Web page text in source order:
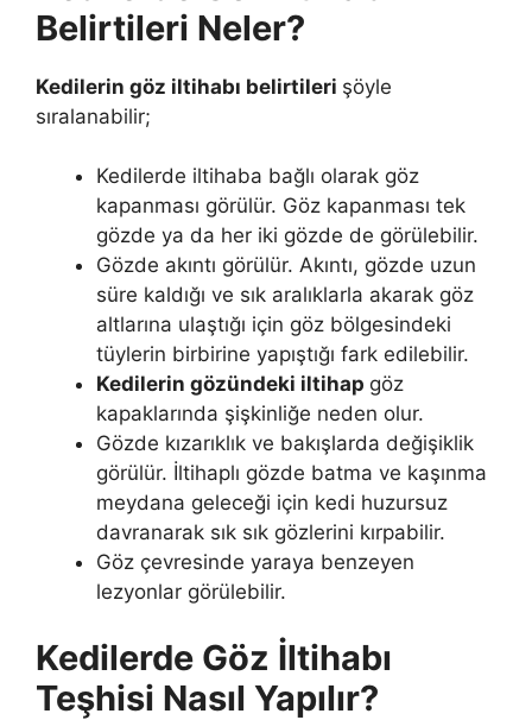
Belirtileri Neler?
Kedilerin göz iltihabı belirtileri şöyle
sıralanabilir;
Kedilerde iltihaba bağlı olarak göz
kapanması görülür. Göz kapanması tek
gözde ya da her iki gözde de görülebilir.
Gözde akıntı görülür. Akıntı, gözde uzun
süre kaldığı ve sık aralıklarla akarak göz
altlarına ulaştığı için göz bölgesindeki
tüylerin birbirine yapıştığı fark edilebilir.
Kedilerin gözündeki iltihap göz
kapaklarında şişkinliğe neden olur.
Gözde kızarıklık ve bakışlarda değişiklik
görülür. İltihaplı gözde batma ve kaşınma
meydana geleceği için kedi huzursuz
davranarak sık sık gözlerini kırpabilir.
Göz çevresinde yaraya benzeyen
lezyonlar görülebilir.
Kedilerde Göz İltihabı
Teşhisi Nasıl Yapılır?